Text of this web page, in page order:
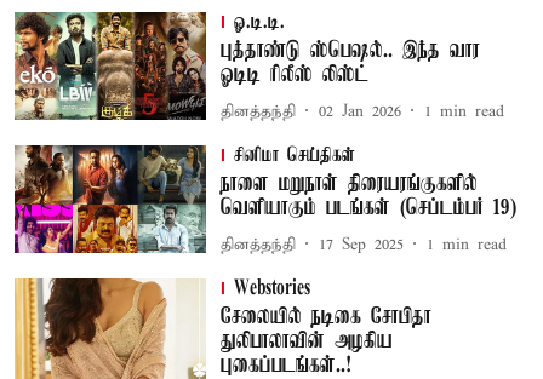
ஓ.டி.டி.
புத்தாண்டு ஸ்பெஷல்.. இந்த வார
ஓடிடி ரிலீஸ் லிஸ்ட்
தினத்தந்தி 02 Jan 2026 1 min read
சினிமா செய்திகள்
நாளை மறுநாள் திரையரங்குகளில்
வெளியாகும் படங்கள் (செப்டம்பர் 19)
தினத்தந்தி 17 Sep 2025 1 min read
Webstories
சேலையில் நடிகை சோபிதா
துலிபாலாவின் அழகிய
புகைப்படங்கள்..!